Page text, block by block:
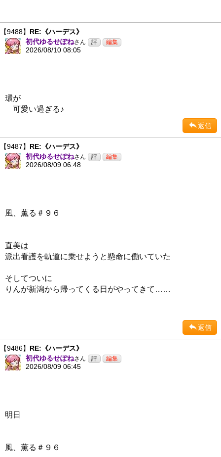
【9488】 RE:《ハーデス》
初代ゆるせぽねさん
2026/08/10 08:05
環が
可愛い過ぎる♪
返信
【9487】 RE:《ハーデス》
初代ゆるせぽねさん
2026/08/09 06:48
風、薫る＃９６
直美は
派出看護を軌道に乗せようと懸命に働いていた
そしてついに
りんが新潟から帰ってくる日がやってきて……
返信
【9486】 RE:《ハーデス》
初代ゆるせぽねさん
2026/08/09 06:45
明日
風、薫る＃９６